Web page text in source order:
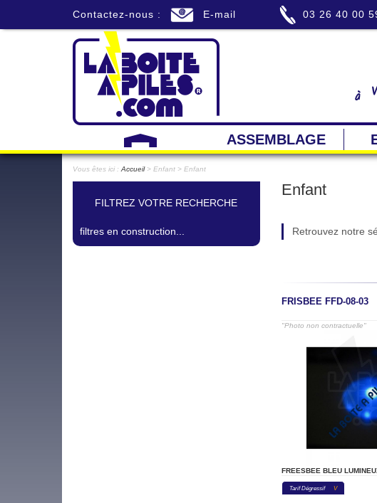
Contactez-nous : E-mail 03 26 40 00
à
ASSEMBLAGE
Vous êtes ici : Accueil> Enfant > Enfant
FILTREZ VOTRE RECHERCHE
filtres en construction...
Enfant
Retrouvez notre
FRISBEE FFD-08-03
"Photo non contractuelle"
FREESBEE BLEU
Tarif Dégressif V